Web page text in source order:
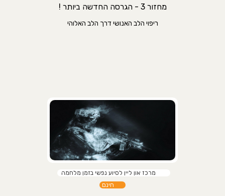
מחזור 3 - הגרסה החדשה ביותר !
ריפוי הלב האנושי דרך הלב האלוהי
מרכז און ליין לסיוע נפשי בזמן מלחמה
חינם